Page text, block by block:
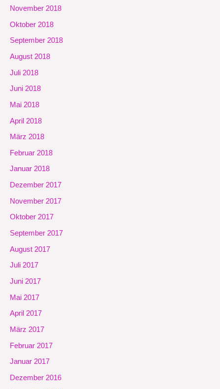
November 2018
Oktober 2018
September 2018
August 2018
Juli 2018
Juni 2018
Mai 2018
April 2018
März 2018
Februar 2018
Januar 2018
Dezember 2017
November 2017
Oktober 2017
September 2017
August 2017
Juli 2017
Juni 2017
Mai 2017
April 2017
März 2017
Februar 2017
Januar 2017
Dezember 2016